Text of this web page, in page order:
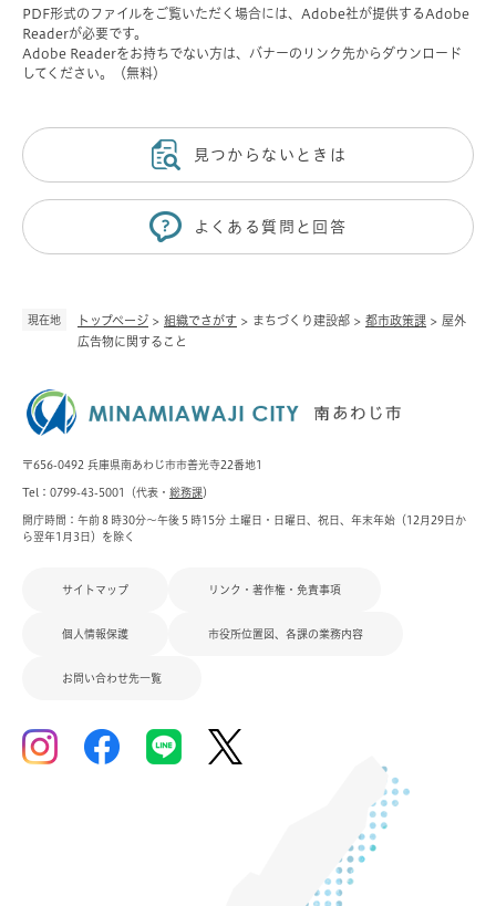
現在地 トップページ > 組織でさがす > まちづくり建設部 > 都市政策課 > 屋外
広告物に関すること
PDF形式のファイルをご覧いただく場合には、Adobe社が提供するAdobe
Readerが必要です。
Adobe Readerをお持ちでない方は、バナーのリンク先からダウンロード
してください。（無料）
見つからないときは
よくある質問と回答
〒656-0492 兵庫県南あわじ市市善光寺22番地1
Tel：0799-43-5001（代表・ 総務課）
開庁時間：午前８時30分～午後５時15分 土曜日・日曜日、祝日、年末年始（12月29日か
ら翌年1月3日）を除く
サイトマップ リンク・著作権・免責事項
個人情報保護 市役所位置図、各課の業務内容
お問い合わせ先一覧